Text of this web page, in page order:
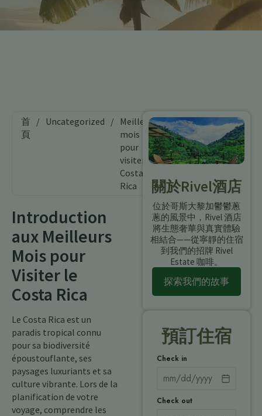
首
頁
/ Uncategorized / Meilleurs
mois
pour
visiter le
Costa
Rica
Introduction
aux Meilleurs
Mois pour
Visiter le
Costa Rica
Le Costa Rica est un
paradis tropical connu
pour sa biodiversité
époustouflante, ses
paysages luxuriants et sa
culture vibrante. Lors de la
planification de votre
voyage, comprendre les
關於Rivel酒店
位於哥斯大黎加鬱鬱蔥
蔥的風景中，Rivel 酒店
將生態奢華與真實體驗
相結合——從寧靜的住宿
到我們的招牌 Rivel
Estate 咖啡。
探索我們的故事
預訂住宿
Check in
Check out